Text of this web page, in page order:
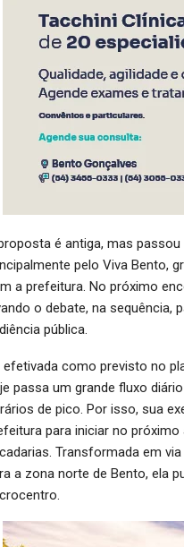
é antiga, mas
pelo Viva Bento,
a prefeitura. No próximo
o debate, na sequência,
pública.
efetivada como previsto no
passa um grande fluxo
de pico. Por isso, sua
para iniciar no
Transformada em
a zona norte de Bento, ela